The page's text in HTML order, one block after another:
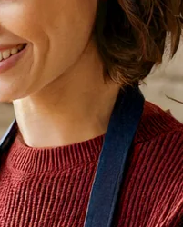
berör hennes hjärta.